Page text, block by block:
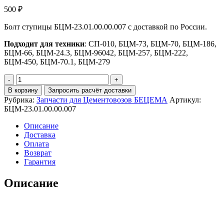
500 ₽
Болт ступицы БЦМ-23.01.00.00.007 с доставкой по России.
Подходит для техники: СП-010, БЦМ-73, БЦМ-70, БЦМ-186,
БЦМ-66, БЦМ-24.3, БЦМ-96042, БЦМ-257, БЦМ-222,
БЦМ-450, БЦМ-70.1, БЦМ-279
Количество
Болт
ступицы
БЦМ-23.01.00.00.007
В корзину Запросить расчёт доставки
Рубрика: Запчасти для Цементовозов БЕЦЕМА Артикул:
БЦМ-23.01.00.00.007
Описание
Доставка
Оплата
Возврат
Гарантия
Описание